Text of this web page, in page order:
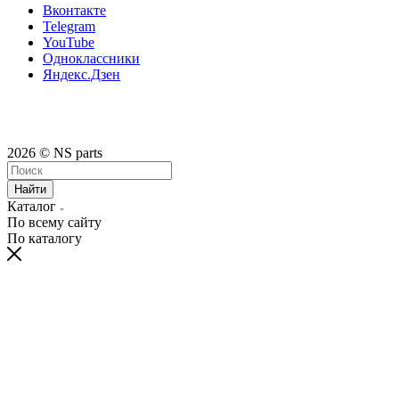
Вконтакте
Telegram
YouTube
Одноклассники
Яндекс.Дзен
2026 © NS parts
Найти
Каталог
По всему сайту
По каталогу